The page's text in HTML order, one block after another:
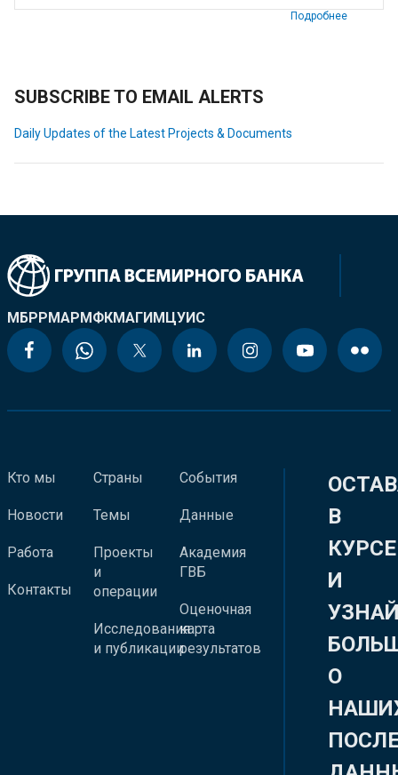
Подробнее
SUBSCRIBE TO EMAIL ALERTS
Daily Updates of the Latest Projects & Documents
МБРРМАРМФКМАГИМЦУИС
Кто мы
Новости
Работа
Контакты
Страны
Темы
Проекты
и
операции
Исследования
и публикации
События
Данные
Академия
ГВБ
Оценочная
карта
результатов
В
КУРСЕ
И
О